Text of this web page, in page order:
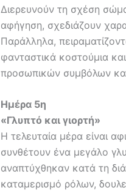
Διερευνούν τη σχέση
αφήγηση, σχεδιάζουν
Παράλληλα,
φανταστικά κοστούμια
προσωπικών συμβόλων
Ημέρα 5η
«Γλυπτό και γιορτή»
Η τελευταία μέρα είναι
συνθέτουν ένα μεγάλο
αναπτύχθηκαν κατά τη
καταμερισμό ρόλων,